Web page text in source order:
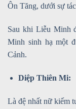
Ôn Tăng, dưới sự
Sau khi Liễu Minh
Minh sinh hạ một
Cảnh.
Diệp Thiên Mi:
Là đệ nhất nữ kiếm